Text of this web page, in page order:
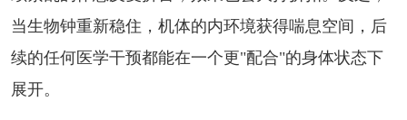
当生物钟重新稳住，机体的内环境获得喘息空间，后
续的任何医学干预都能在一个更"配合"的身体状态下
展开。